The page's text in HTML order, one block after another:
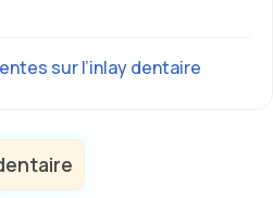
sur l’inlay dentaire